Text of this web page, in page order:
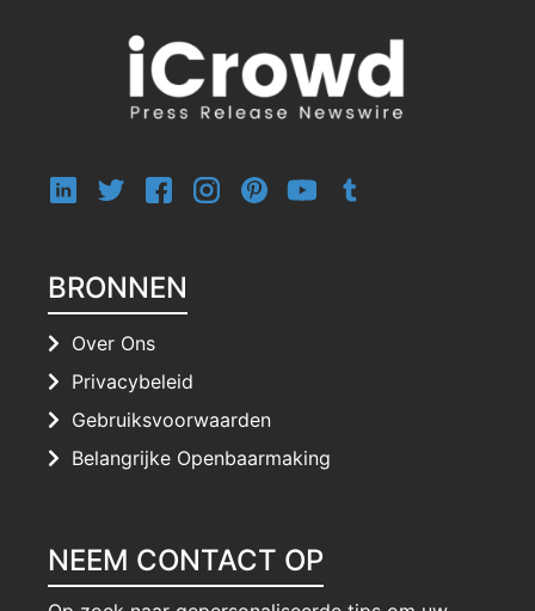
BRONNEN
Over Ons
Privacybeleid
Gebruiksvoorwaarden
Belangrijke Openbaarmaking
NEEM CONTACT OP